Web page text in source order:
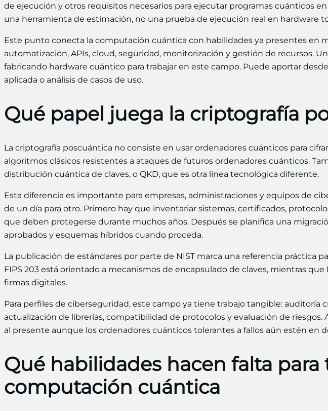
de ejecución y otros requisitos necesarios para ejecutar programas cuánticos
una herramienta de estimación, no una prueba de ejecución real en hardware
Este punto conecta la computación cuántica con habilidades ya presentes en
automatización, APIs, cloud, seguridad, monitorización y gestión de recursos.
fabricando hardware cuántico para trabajar en este campo. Puede aportar
aplicada o análisis de casos de uso.
Qué papel juega la criptografía
La criptografía poscuántica no consiste en usar ordenadores cuánticos para
algoritmos clásicos resistentes a ataques de futuros ordenadores cuánticos.
distribución cuántica de claves, o QKD, que es otra línea tecnológica diferente.
Esta diferencia es importante para empresas, administraciones y equipos de
de un día para otro. Primero hay que inventariar sistemas, certificados,
que deben protegerse durante muchos años. Después se planifica una
aprobados y esquemas híbridos cuando proceda.
La publicación de estándares por parte de NIST marca una referencia práctica
FIPS 203 está orientado a mecanismos de encapsulado de claves, mientras que
firmas digitales.
Para perfiles de ciberseguridad, este campo ya tiene trabajo tangible: auditoría
actualización de librerías, compatibilidad de protocolos y evaluación de
al presente aunque los ordenadores cuánticos tolerantes a fallos aún estén en
Qué habilidades hacen falta para
computación cuántica